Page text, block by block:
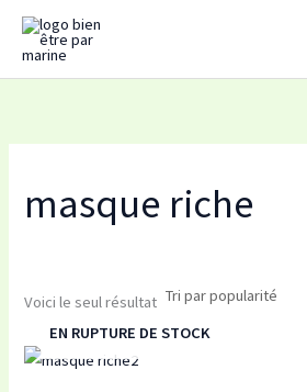
Aller
masque riche
Voici le seul résultat
EN RUPTURE DE STOCK